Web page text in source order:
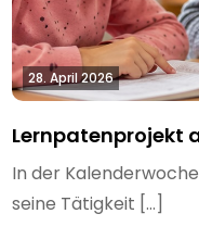
28. April 2026
Lernpatenprojekt
In der
seine Tätigkeit […]